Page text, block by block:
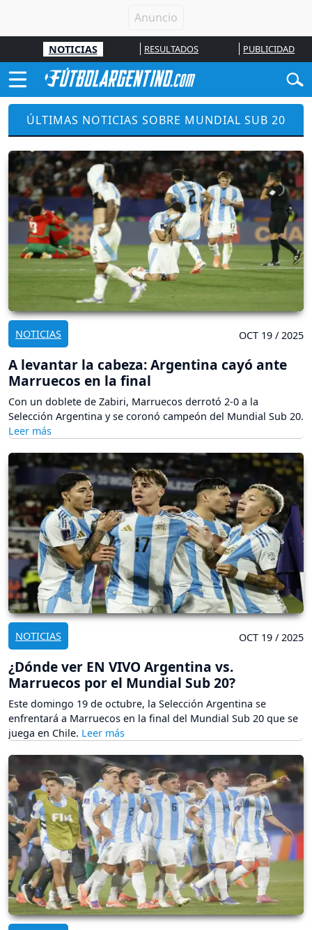
NOTICIAS RESULTADOS PUBLICIDAD
ÚLTIMAS NOTICIAS SOBRE MUNDIAL SUB 20
NOTICIAS OCT 19 / 2025
A levantar la cabeza: Argentina cayó ante
Marruecos en la final
Con un doblete de Zabiri, Marruecos derrotó 2-0 a la
Selección Argentina y se coronó campeón del Mundial Sub 20.
NOTICIAS OCT 19 / 2025
¿Dónde ver EN VIVO Argentina vs.
Marruecos por el Mundial Sub 20?
Este domingo 19 de octubre, la Selección Argentina se
enfrentará a Marruecos en la final del Mundial Sub 20 que se
juega en Chile.